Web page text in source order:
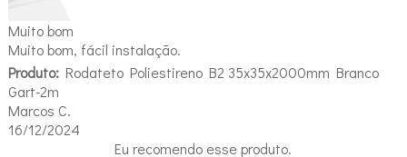
Muito bom
Muito bom, fácil instalação.
Produto:Rodateto Poliestireno B2 35x35x2000mm Branco
Gart-2m
Marcos C.
16/12/2024
Eu recomendo esse produto.